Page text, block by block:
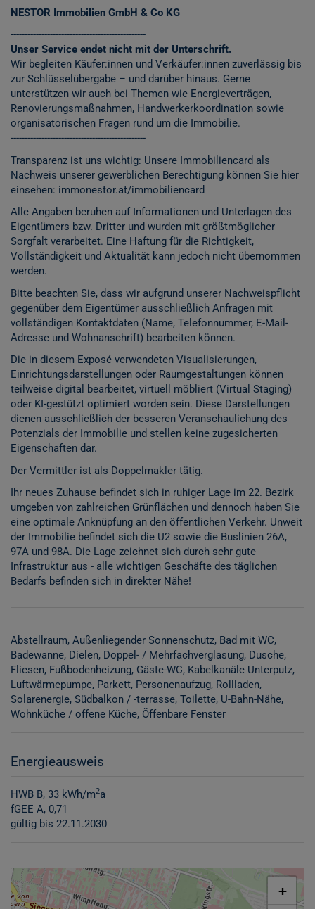
NESTOR Immobilien GmbH & Co KG
------------------------------------------------
Unser Service endet nicht mit der Unterschrift.
Wir begleiten Käufer:innen und Verkäufer:innen zuverlässig bis
zur Schlüsselübergabe – und darüber hinaus. Gerne
unterstützen wir auch bei Themen wie Energieverträgen,
Renovierungsmaßnahmen, Handwerkerkoordination sowie
organisatorischen Fragen rund um die Immobilie.
------------------------------------------------
Transparenz ist uns wichtig: Unsere Immobiliencard als
Nachweis unserer gewerblichen Berechtigung können Sie hier
einsehen: immonestor.at/immobiliencard
Alle Angaben beruhen auf Informationen und Unterlagen des
Eigentümers bzw. Dritter und wurden mit größtmöglicher
Sorgfalt verarbeitet. Eine Haftung für die Richtigkeit,
Vollständigkeit und Aktualität kann jedoch nicht übernommen
werden.
Bitte beachten Sie, dass wir aufgrund unserer Nachweispflicht
gegenüber dem Eigentümer ausschließlich Anfragen mit
vollständigen Kontaktdaten (Name, Telefonnummer, E-Mail-
Adresse und Wohnanschrift) bearbeiten können.
Die in diesem Exposé verwendeten Visualisierungen,
Einrichtungsdarstellungen oder Raumgestaltungen können
teilweise digital bearbeitet, virtuell möbliert (Virtual Staging)
oder KI-gestützt optimiert worden sein. Diese Darstellungen
dienen ausschließlich der besseren Veranschaulichung des
Potenzials der Immobilie und stellen keine zugesicherten
Eigenschaften dar.
Der Vermittler ist als Doppelmakler tätig.
Ihr neues Zuhause befindet sich in ruhiger Lage im 22. Bezirk
umgeben von zahlreichen Grünflächen und dennoch haben Sie
eine optimale Anknüpfung an den öffentlichen Verkehr. Unweit
der Immobilie befindet sich die U2 sowie die Buslinien 26A,
97A und 98A. Die Lage zeichnet sich durch sehr gute
Infrastruktur aus - alle wichtigen Geschäfte des täglichen
Bedarfs befinden sich in direkter Nähe!
Abstellraum Außenliegender Sonnenschutz Bad mit WC
Badewanne Dielen Doppel- / Mehrfachverglasung Dusche
Fliesen Fußbodenheizung Gäste-WC Kabelkanäle Unterputz
Luftwärmepumpe Parkett Personenaufzug Rollladen
Solarenergie Südbalkon / -terrasse Toilette U-Bahn-Nähe
Wohnküche / offene Küche Öffenbare Fenster
Energieausweis
HWB B, 33 kWh/m2a
fGEE A, 0,71
gültig bis 22.11.2030
+